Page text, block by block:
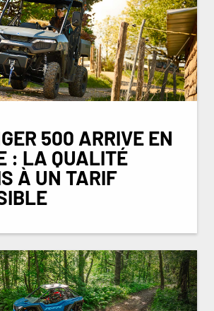
500 ARRIVE EN
: LA QUALITÉ
À UN TARIF